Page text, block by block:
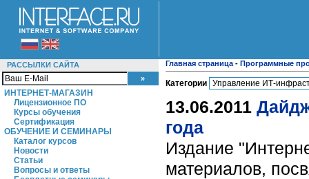
РАССЫЛКИ САЙТА
ИНТЕРНЕТ-МАГАЗИН
Лицензионное ПО
Курсы обучения
Сертификация
ОБУЧЕНИЕ И СЕМИНАРЫ
Каталог курсов
Новости
Статьи
Вопросы и ответы
Главная страница - Программные
Категории
13.06.2011
года
Издание
материалов,